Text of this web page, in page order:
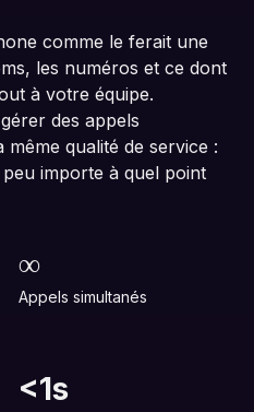
comme le ferait une
les numéros et ce dont
à votre équipe.
des appels
même qualité de service :
importe à quel point
∞
Appels simultanés
<1s